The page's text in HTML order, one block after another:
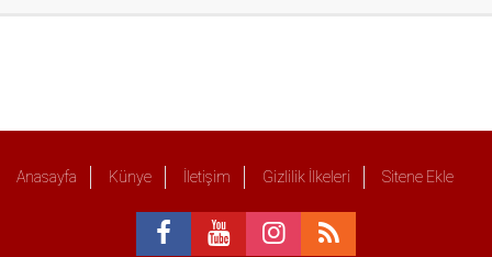
Anasayfa Künye İletişim Gizlilik İlkeleri Sitene Ekle